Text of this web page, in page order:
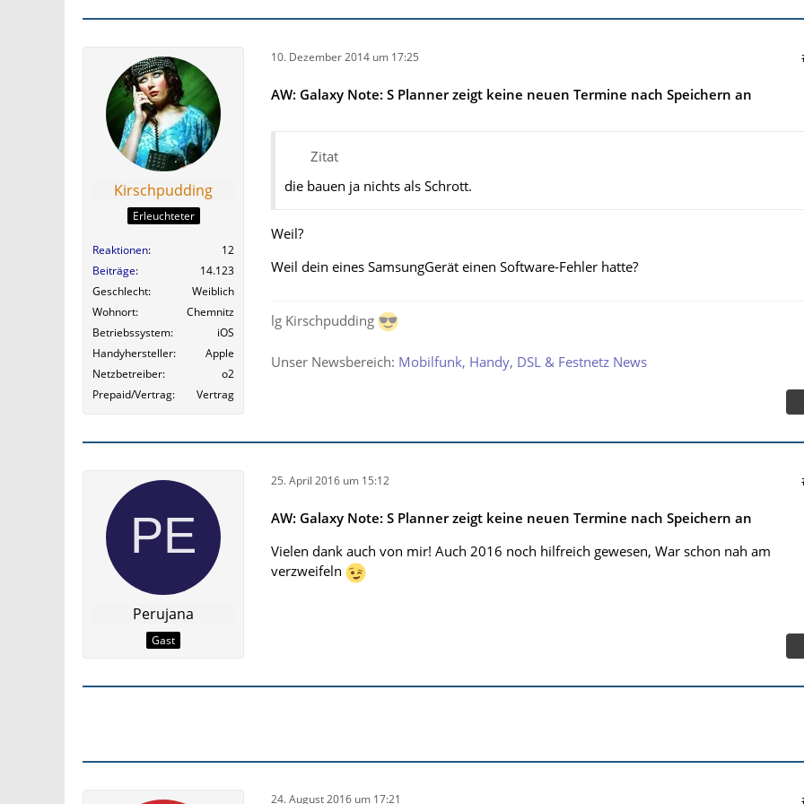
Kirschpudding
Erleuchteter
Reaktionen
12
Beiträge
14.123
Geschlecht
Weiblich
Wohnort
Chemnitz
Betriebssystem
iOS
Handyhersteller
Apple
Netzbetreiber
o2
Prepaid/Vertrag
Vertrag
10. Dezember 2014 um 17:25
AW: Galaxy Note: S Planner zeigt keine neuen Termine nach Speichern an
Zitat
die bauen ja nichts als Schrott.
Weil?
Weil dein eines SamsungGerät einen Software-Fehler hatte?
lg Kirschpudding
Unser Newsbereich: Mobilfunk, Handy, DSL & Festnetz News
Perujana
Gast
25. April 2016 um 15:12
AW: Galaxy Note: S Planner zeigt keine neuen Termine nach Speichern an
Vielen dank auch von mir! Auch 2016 noch hilfreich gewesen, War schon nah am
verzweifeln
24. August 2016 um 17:21